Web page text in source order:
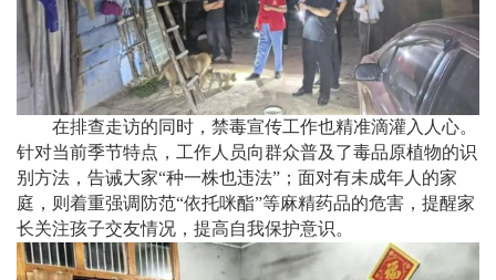
在排查走访的同时，禁毒宣传工作也精准滴灌入人心。
针对当前季节特点，工作人员向群众普及了毒品原植物的识
别方法，告诫大家“种一株也违法”；面对有未成年人的家
庭，则着重强调防范“依托咪酯”等麻精药品的危害，提醒家
长关注孩子交友情况，提高自我保护意识。